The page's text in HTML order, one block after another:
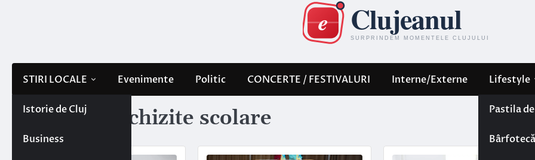
STIRI LOCALE
Istorie de Cluj
Business
Evenimente Politic CONCERTE / FESTIVALURI Interne/Externe Lifestyle
Pastila
Bârfotecă
Etichetă: rechizite scolare